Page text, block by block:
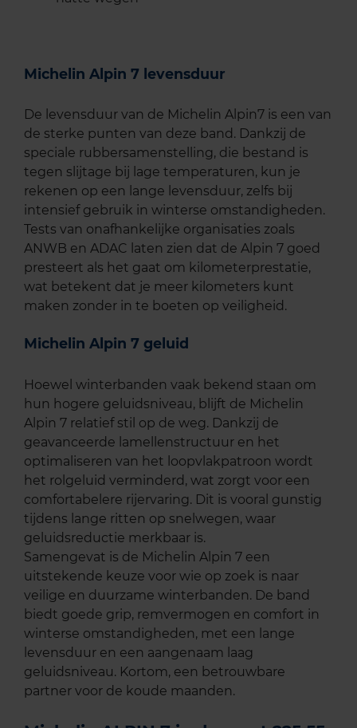
Michelin Alpin 7 levensduur
De levensduur van de Michelin Alpin7 is een van
de sterke punten van deze band. Dankzij de
speciale rubbersamenstelling, die bestand is
tegen slijtage bij lage temperaturen, kun je
rekenen op een lange levensduur, zelfs bij
intensief gebruik in winterse omstandigheden.
Tests van onafhankelijke organisaties zoals
ANWB en ADAC laten zien dat de Alpin 7 goed
presteert als het gaat om kilometerprestatie,
wat betekent dat je meer kilometers kunt
maken zonder in te boeten op veiligheid.
Michelin Alpin 7 geluid
Hoewel winterbanden vaak bekend staan om
hun hogere geluidsniveau, blijft de Michelin
Alpin 7 relatief stil op de weg. Dankzij de
geavanceerde lamellenstructuur en het
optimaliseren van het loopvlakpatroon wordt
het rolgeluid verminderd, wat zorgt voor een
comfortabelere rijervaring. Dit is vooral gunstig
tijdens lange ritten op snelwegen, waar
geluidsreductie merkbaar is.
Samengevat is de Michelin Alpin 7 een
uitstekende keuze voor wie op zoek is naar
veilige en duurzame winterbanden. De band
biedt goede grip, remvermogen en comfort in
winterse omstandigheden, met een lange
levensduur en een aangenaam laag
geluidsniveau. Kortom, een betrouwbare
partner voor de koude maanden.